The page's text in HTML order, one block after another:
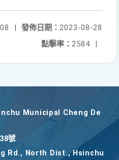
發佈日期： 2023-08-28
|
點擊率： 2584 |
Municipal Cheng De
號
Rd., North Dist., Hsinchu